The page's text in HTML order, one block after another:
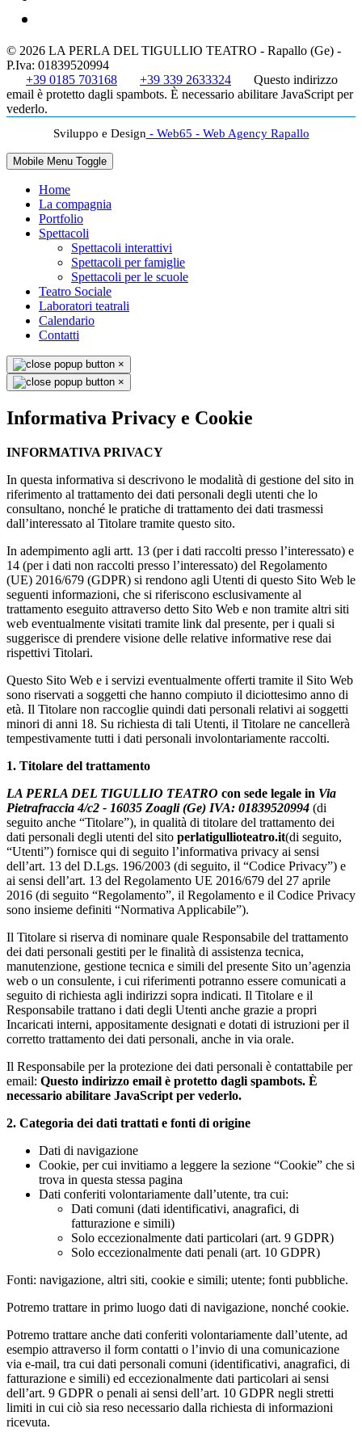
© 2026 LA PERLA DEL TIGULLIO TEATRO - Rapallo (Ge) -
P.Iva: 01839520994
+39 0185 703168
+39 339 2633324
Questo indirizzo
email è protetto dagli spambots. È necessario abilitare JavaScript per
vederlo.
Sviluppo e Design - Web65 - Web Agency Rapallo
Mobile Menu Toggle
Home
La compagnia
Portfolio
Spettacoli
Spettacoli interattivi
Spettacoli per famiglie
Spettacoli per le scuole
Teatro Sociale
Laboratori teatrali
Calendario
Contatti
×
×
Informativa Privacy e Cookie
INFORMATIVA PRIVACY
In questa informativa si descrivono le modalità di gestione del sito in
riferimento al trattamento dei dati personali degli utenti che lo
consultano, nonché le pratiche di trattamento dei dati trasmessi
dall’interessato al Titolare tramite questo sito.
In adempimento agli artt. 13 (per i dati raccolti presso l’interessato) e
14 (per i dati non raccolti presso l’interessato) del Regolamento
(UE) 2016/679 (GDPR) si rendono agli Utenti di questo Sito Web le
seguenti informazioni, che si riferiscono esclusivamente al
trattamento eseguito attraverso detto Sito Web e non tramite altri siti
web eventualmente visitati tramite link dal presente, per i quali si
suggerisce di prendere visione delle relative informative rese dai
rispettivi Titolari.
Questo Sito Web e i servizi eventualmente offerti tramite il Sito Web
sono riservati a soggetti che hanno compiuto il diciottesimo anno di
età. Il Titolare non raccoglie quindi dati personali relativi ai soggetti
minori di anni 18. Su richiesta di tali Utenti, il Titolare ne cancellerà
tempestivamente tutti i dati personali involontariamente raccolti.
1. Titolare del trattamento
LA PERLA DEL TIGULLIO TEATRO con sede legale in Via
Pietrafraccia 4/c2 - 16035 Zoagli (Ge) IVA: 01839520994 (di
seguito anche “Titolare”), in qualità di titolare del trattamento dei
dati personali degli utenti del sito perlatigullioteatro.it(di seguito,
“Utenti”) fornisce qui di seguito l’informativa privacy ai sensi
dell’art. 13 del D.Lgs. 196/2003 (di seguito, il “Codice Privacy”) e
ai sensi dell’art. 13 del Regolamento UE 2016/679 del 27 aprile
2016 (di seguito “Regolamento”, il Regolamento e il Codice Privacy
sono insieme definiti “Normativa Applicabile”).
Il Titolare si riserva di nominare quale Responsabile del trattamento
dei dati personali gestiti per le finalità di assistenza tecnica,
manutenzione, gestione tecnica e simili del presente Sito un’agenzia
web o un consulente, i cui riferimenti potranno essere comunicati a
seguito di richiesta agli indirizzi sopra indicati. Il Titolare e il
Responsabile trattano i dati degli Utenti anche grazie a propri
Incaricati interni, appositamente designati e dotati di istruzioni per il
corretto trattamento dei dati personali, anche in via orale.
Il Responsabile per la protezione dei dati personali è contattabile per
email: Questo indirizzo email è protetto dagli spambots. È
necessario abilitare JavaScript per vederlo.
2. Categoria dei dati trattati e fonti di origine
Dati di navigazione
Cookie, per cui invitiamo a leggere la sezione “Cookie” che si
trova in questa stessa pagina
Dati conferiti volontariamente dall’utente, tra cui:
Dati comuni (dati identificativi, anagrafici, di
fatturazione e simili)
Solo eccezionalmente dati particolari (art. 9 GDPR)
Solo eccezionalmente dati penali (art. 10 GDPR)
Fonti: navigazione, altri siti, cookie e simili; utente; fonti pubbliche.
Potremo trattare in primo luogo dati di navigazione, nonché cookie.
Potremo trattare anche dati conferiti volontariamente dall’utente, ad
esempio attraverso il form contatti o l’invio di una comunicazione
via e-mail, tra cui dati personali comuni (identificativi, anagrafici, di
fatturazione e simili) ed eccezionalmente dati particolari ai sensi
dell’art. 9 GDPR o penali ai sensi dell’art. 10 GDPR negli stretti
limiti in cui ciò sia reso necessario dalla richiesta di informazioni
ricevuta.